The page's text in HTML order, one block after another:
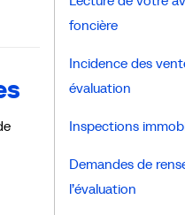
foncière
Incidence des
évaluation
Inspections
Demandes de
l’évaluation